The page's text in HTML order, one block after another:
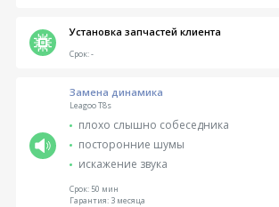
Установка запчастей клиента
Срок:-
Замена динамика
Leagoo T8s
плохо слышно собеседника
посторонние шумы
искажение звука
Срок:50 мин
Гарантия:3 месяца